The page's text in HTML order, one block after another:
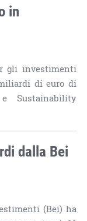
in
gli investimenti
di euro di
Sustainability
dalla Bei
(Bei) ha